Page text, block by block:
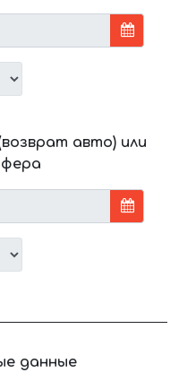
авто) или
данные